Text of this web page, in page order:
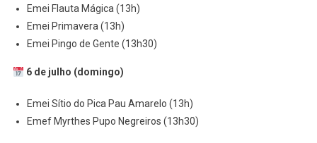
Emei Flauta Mágica (13h)
Emei Primavera (13h)
Emei Pingo de Gente (13h30)
6 de julho (domingo)
Emei Sítio do Pica Pau Amarelo (13h)
Emef Myrthes Pupo Negreiros (13h30)